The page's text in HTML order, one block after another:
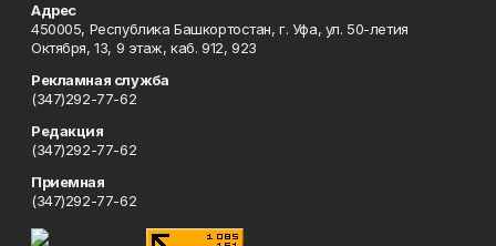
Адрес
450005, Республика Башкортостан, г. Уфа, ул. 50-летия
Октября, 13, 9 этаж, каб. 912, 923
Рекламная служба
(347)292-77-62
Редакция
(347)292-77-62
Приемная
(347)292-77-62